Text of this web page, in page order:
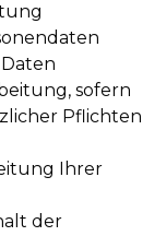
sofern
Pflichten
Ihrer
der